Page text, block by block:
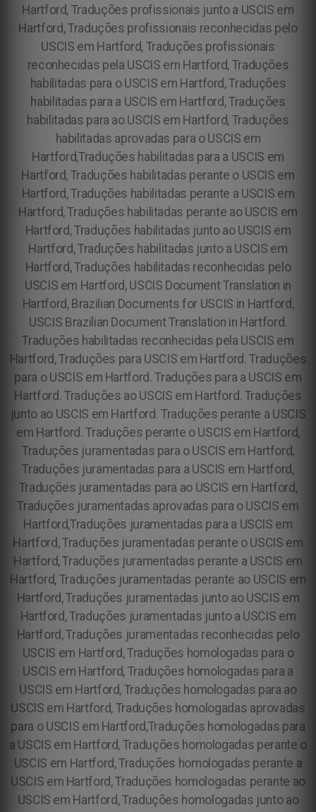
Hartford, Traduções profissionais junto a USCIS em
Hartford, Traduções profissionais reconhecidas pelo
USCIS em Hartford, Traduções profissionais
reconhecidas pela USCIS em Hartford, Traduções
habilitadas para o USCIS em Hartford, Traduções
habilitadas para a USCIS em Hartford, Traduções
habilitadas para ao USCIS em Hartford, Traduções
habilitadas aprovadas para o USCIS em
Hartford,Traduções habilitadas para a USCIS em
Hartford, Traduções habilitadas perante o USCIS em
Hartford, Traduções habilitadas perante a USCIS em
Hartford, Traduções habilitadas perante ao USCIS em
Hartford, Traduções habilitadas junto ao USCIS em
Hartford, Traduções habilitadas junto a USCIS em
Hartford, Traduções habilitadas reconhecidas pelo
USCIS em Hartford, USCIS Document Translation in
Hartford, Brazilian Documents for USCIS in Hartford,
USCIS Brazilian Document Translation in Hartford.
Traduções habilitadas reconhecidas pela USCIS em
Hartford, Traduções para USCIS em Hartford. Traduções
para o USCIS em Hartford. Traduções para a USCIS em
Hartford. Traduções ao USCIS em Hartford. Traduções
junto ao USCIS em Hartford. Traduções perante a USCIS
em Hartford. Traduções perante o USCIS em Hartford,
Traduções juramentadas para o USCIS em Hartford,
Traduções juramentadas para a USCIS em Hartford,
Traduções juramentadas para ao USCIS em Hartford,
Traduções juramentadas aprovadas para o USCIS em
Hartford,Traduções juramentadas para a USCIS em
Hartford, Traduções juramentadas perante o USCIS em
Hartford, Traduções juramentadas perante a USCIS em
Hartford, Traduções juramentadas perante ao USCIS em
Hartford, Traduções juramentadas junto ao USCIS em
Hartford, Traduções juramentadas junto a USCIS em
Hartford, Traduções juramentadas reconhecidas pelo
USCIS em Hartford, Traduções homologadas para o
USCIS em Hartford, Traduções homologadas para a
USCIS em Hartford, Traduções homologadas para ao
USCIS em Hartford, Traduções homologadas aprovadas
para o USCIS em Hartford,Traduções homologadas para
a USCIS em Hartford, Traduções homologadas perante o
USCIS em Hartford, Traduções homologadas perante a
USCIS em Hartford, Traduções homologadas perante ao
USCIS em Hartford, Traduções homologadas junto ao